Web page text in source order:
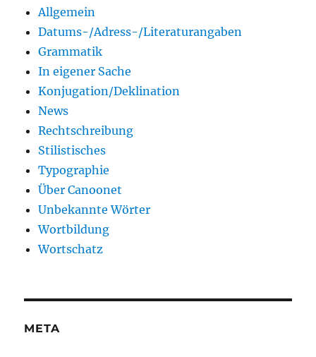
Allgemein
Datums-/Adress-/Literaturangaben
Grammatik
In eigener Sache
Konjugation/Deklination
News
Rechtschreibung
Stilistisches
Typographie
Über Canoonet
Unbekannte Wörter
Wortbildung
Wortschatz
META